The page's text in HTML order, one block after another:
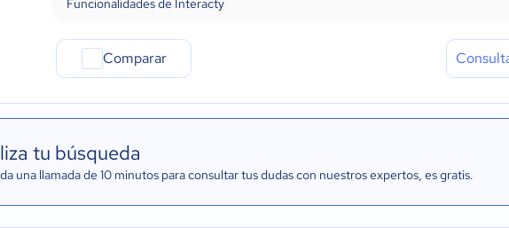
Funcionalidades de Interacty
Comparar
tu búsqueda
una llamada de 10 minutos para consultar tus dudas con nuestros expertos, es gratis.